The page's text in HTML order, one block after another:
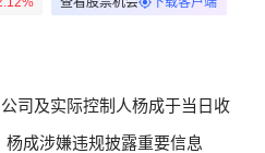
司及实际控制人杨成于当日收
成涉嫌违规披露重要信息